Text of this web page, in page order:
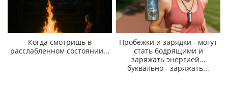
Когда смотришь в
расслабленном состоянии...
Пробежки и зарядки - могут
стать бодрящими и
заряжать энергией...
буквально - заряжать...